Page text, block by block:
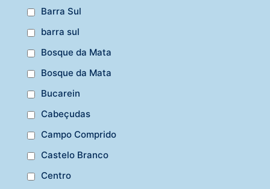
Barra Sul
barra sul
Bosque da Mata
Bosque da Mata
Bucarein
Cabeçudas
Campo Comprido
Castelo Branco
Centro